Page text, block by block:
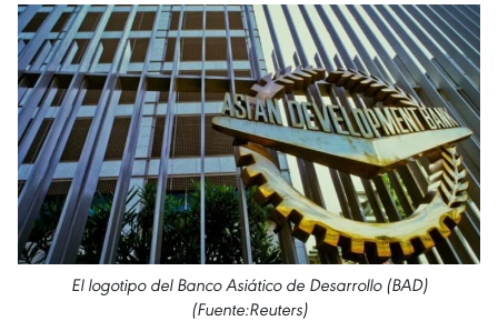
El logotipo del Banco Asiático de Desarrollo (BAD)
(Fuente:Reuters)